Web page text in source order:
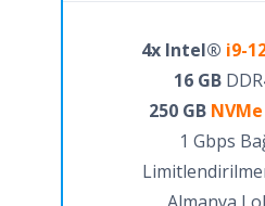
4x Intel® i9-
16 GB
250 GB NVMe
1 Gbps